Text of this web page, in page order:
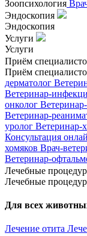
Зоопсихология
Эндоскопия
Эндоскопия
Услуги
Услуги
Приём
Приём
дерматолог
Ветеринар-
онколог
Ветеринар-
уролог Ветеринар-
Консультация
хомяков Врач-
Ветеринар-
Лечебные
Лечебные
Для всех
Лечение отита